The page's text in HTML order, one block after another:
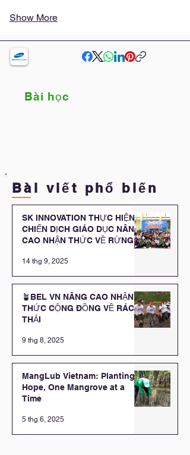
Show More
Bài học
Bài viết phổ biến
SK INNOVATION THỰC HIỆN
CHIẾN DỊCH GIÁO DỤC NÂNG
CAO NHẬN THỨC VỀ RỪNG
NGẬP MẶN CHO CÁC EM HỌC
SINH TRƯỜNG TIỂU HỌC
HOÀ MINH
14 thg 9, 2025
🪴BEL VN NÂNG CAO NHẬN
THỨC CỘNG ĐỒNG VỀ RÁC
THẢI
9 thg 8, 2025
MangLub Vietnam: Planting
Hope, One Mangrove at a
Time
5 thg 6, 2025